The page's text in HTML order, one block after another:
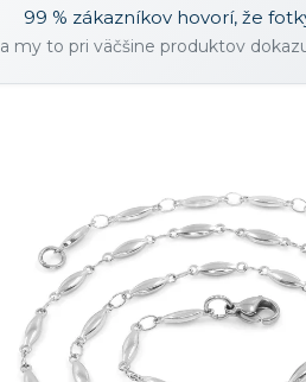
99 % zákazníkov hovorí, že
a my to pri väčšine produktov